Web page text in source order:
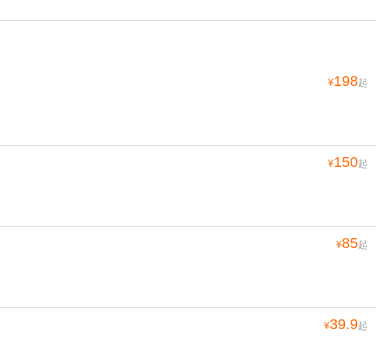
¥198起
¥150起
¥85起
¥39.9起